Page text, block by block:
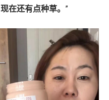
在还有点种草。 ”